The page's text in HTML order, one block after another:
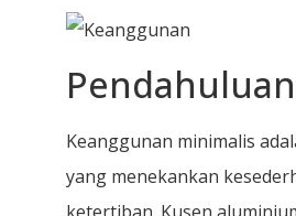
Pendahuluan
Keanggunan minimalis
yang menekankan